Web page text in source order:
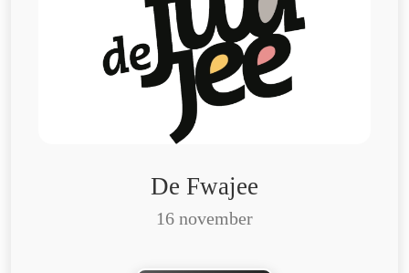
De Fwajee
16 november